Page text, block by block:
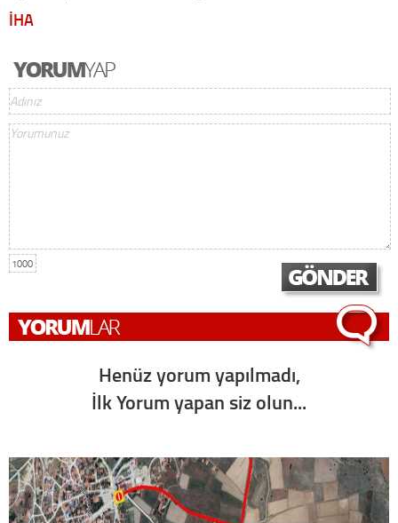
İHA
1000
Henüz yorum yapılmadı,
İlk Yorum yapan siz olun...